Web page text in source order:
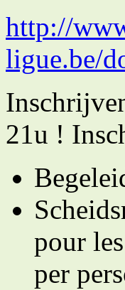
http://
ligue.be/
21u !
pour
per